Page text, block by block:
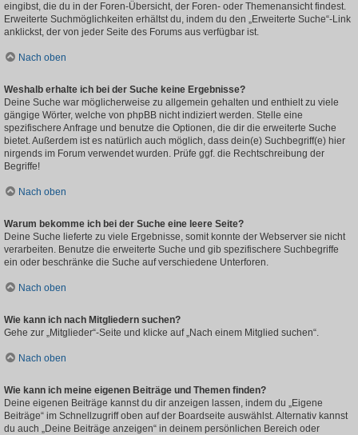
eingibst, die du in der Foren-Übersicht, der Foren- oder Themenansicht findest.
Erweiterte Suchmöglichkeiten erhältst du, indem du den „Erweiterte Suche“-Link
anklickst, der von jeder Seite des Forums aus verfügbar ist.
Nach oben
Weshalb erhalte ich bei der Suche keine Ergebnisse?
Deine Suche war möglicherweise zu allgemein gehalten und enthielt zu viele
gängige Wörter, welche von phpBB nicht indiziert werden. Stelle eine
spezifischere Anfrage und benutze die Optionen, die dir die erweiterte Suche
bietet. Außerdem ist es natürlich auch möglich, dass dein(e) Suchbegriff(e) hier
nirgends im Forum verwendet wurden. Prüfe ggf. die Rechtschreibung der
Begriffe!
Nach oben
Warum bekomme ich bei der Suche eine leere Seite?
Deine Suche lieferte zu viele Ergebnisse, somit konnte der Webserver sie nicht
verarbeiten. Benutze die erweiterte Suche und gib spezifischere Suchbegriffe
ein oder beschränke die Suche auf verschiedene Unterforen.
Nach oben
Wie kann ich nach Mitgliedern suchen?
Gehe zur „Mitglieder“-Seite und klicke auf „Nach einem Mitglied suchen“.
Nach oben
Wie kann ich meine eigenen Beiträge und Themen finden?
Deine eigenen Beiträge kannst du dir anzeigen lassen, indem du „Eigene
Beiträge“ im Schnellzugriff oben auf der Boardseite auswählst. Alternativ kannst
du auch „Deine Beiträge anzeigen“ in deinem persönlichen Bereich oder